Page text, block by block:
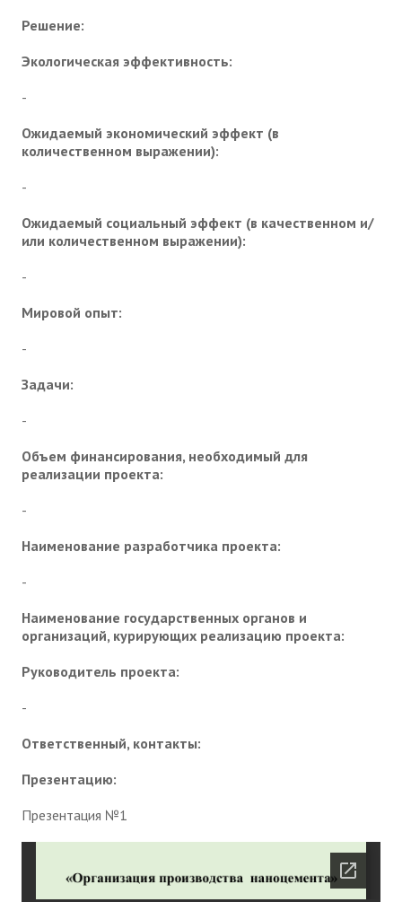
Решение:
Экологическая эффективность:
-
Ожидаемый экономический эффект (в
количественном выражении):
-
Ожидаемый социальный эффект (в качественном и/
или количественном выражении):
-
Мировой опыт:
-
Задачи:
-
Объем финансирования, необходимый для
реализации проекта:
-
Наименование разработчика проекта:
-
Наименование государственных органов и
организаций, курирующих реализацию проекта:
Руководитель проекта:
-
Ответственный, контакты:
Презентацию:
Презентация №1